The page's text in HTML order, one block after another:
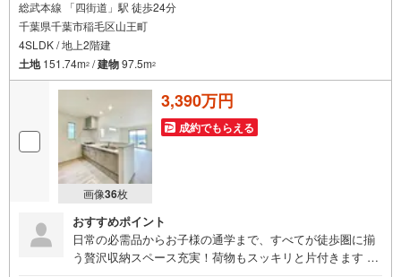
総武本線 「四街道」駅 徒歩24分
千葉県千葉市稲毛区山王町
4SLDK / 地上2階建
土地151.74m2 /建物97.5m2
画像36枚
3,390万円
成約でもらえる
おすすめポイント
日常の必需品からお子様の通学まで、すべてが徒歩圏に揃
う贅沢収納スペース充実！荷物もスッキリと片付きます ■